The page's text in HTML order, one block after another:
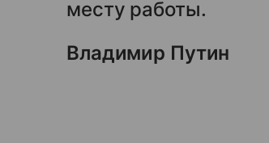
месту работы.
Владимир Путин